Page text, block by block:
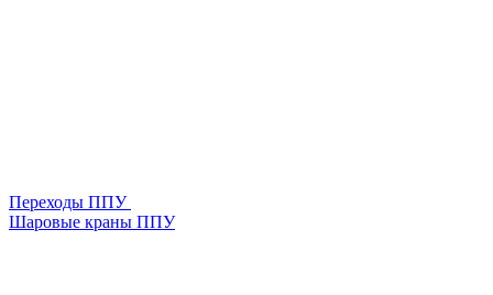
Переходы ППУ
Шаровые краны ППУ